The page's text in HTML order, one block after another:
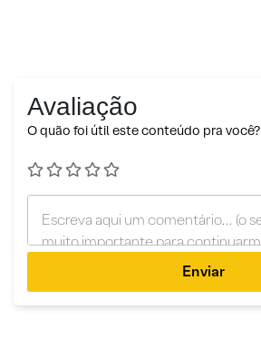
Avaliação
O quão foi útil este conteúdo pra você?
Enviar